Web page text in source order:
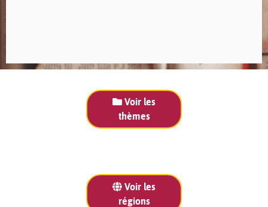
Voir les
thèmes
Voir les
régions